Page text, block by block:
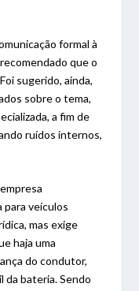
formal à
que o
sugerido, ainda,
sobre o tema,
a fim de
ruídos internos,
para veículos
mas exige
haja uma
do condutor,
da bateria. Sendo